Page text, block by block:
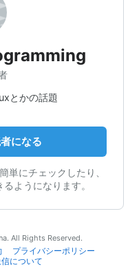
とかの話題
になる
単にチェックしたり、
ようになります。
All Rights Reserved.
プライバシーポリシー
について